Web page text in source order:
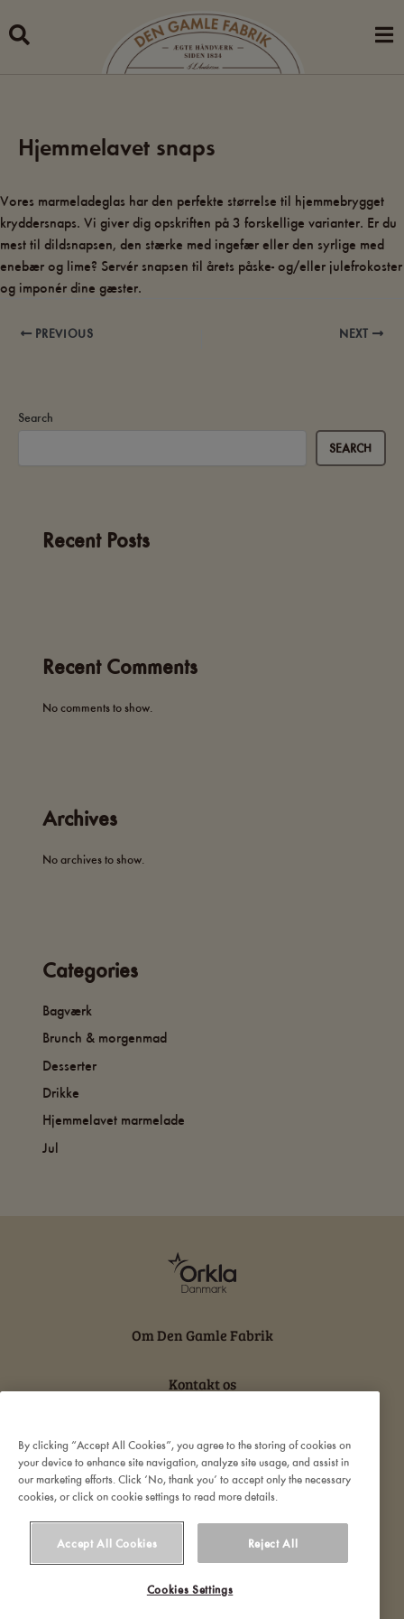
to
Hjemmelavet snaps
Vores marmeladeglas har den perfekte størrelse til hjemmebrygget
kryddersnaps. Vi giver dig opskriften på 3 forskellige varianter. Er du
mest til dildsnapsen, den stærke med ingefær eller den syrlige med
enebær og lime? Servér snapsen til årets påske- og/eller julefrokoster
og imponér dine gæster.
PREVIOUS NEXT
Search
SEARCH
Recent Posts
Recent Comments
No comments to show.
Archives
No archives to show.
Categories
Bagværk
Brunch & morgenmad
Desserter
Drikke
Hjemmelavet marmelade
Jul
Om Den Gamle Fabrik
Kontakt os
Ansvarserklæring
© 2022 Orkla. All rights reserved
By clicking “Accept All Cookies”, you agree to the storing of cookies on
your device to enhance site navigation, analyze site usage, and assist in
our marketing efforts. Click ‘No, thank you’ to accept only the necessary
cookies, or click on cookie settings to read more details.
Accept All Cookies Reject All
Cookies Settings